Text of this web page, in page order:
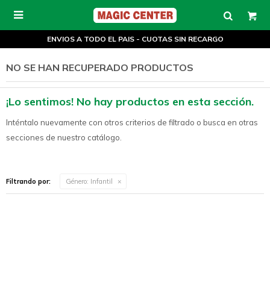

ENVIOS A TODO EL PAIS - CUOTAS SIN RECARGO
NO SE HAN RECUPERADO PRODUCTOS
¡Lo sentimos! No hay productos en esta sección.
Inténtalo nuevamente con otros criterios de filtrado o busca en otras
secciones de nuestro catálogo.
Filtrando por: Género: Infantil